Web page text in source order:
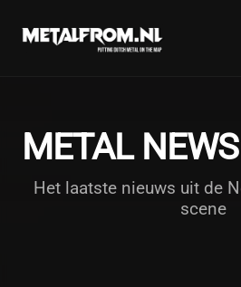
METAL
Het laatste nieuws uit de
scene